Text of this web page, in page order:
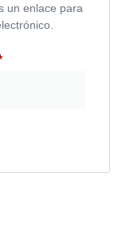
un enlace para